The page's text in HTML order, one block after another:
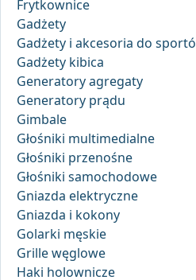
Frytkownice
Gadżety
Gadżety i akcesoria do
Gadżety kibica
Generatory agregaty
Generatory prądu
Gimbale
Głośniki multimedialne
Głośniki przenośne
Głośniki samochodowe
Gniazda elektryczne
Gniazda i kokony
Golarki męskie
Grille węglowe
Haki holownicze